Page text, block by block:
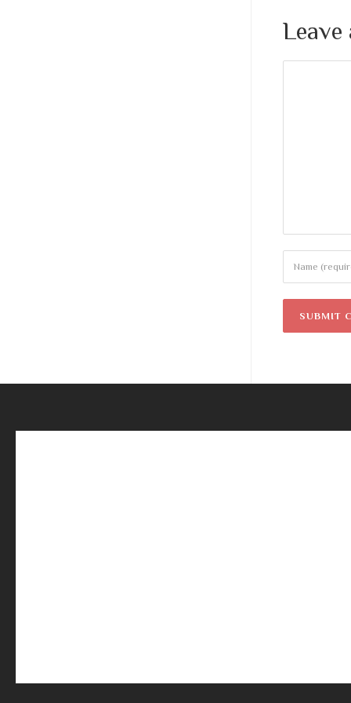
Leave